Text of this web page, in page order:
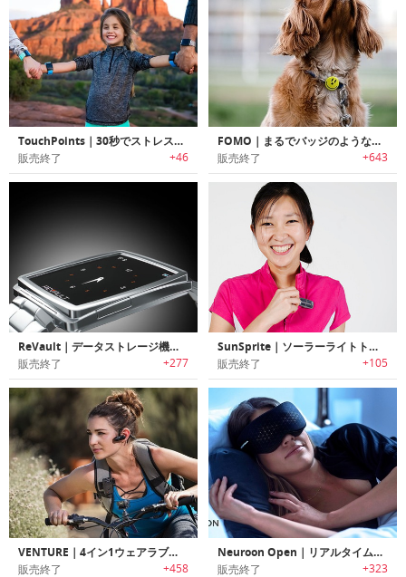
TouchPoints｜30秒でストレスを軽減し、睡眠・パフォーマンス・フォーカスを向上させるウェアラブルデバイス「タッチポイント」
販売終了 +46
FOMO｜まるでバッジのようなハンズフリーウェアラブルカメラ「フォーモ」
販売終了 +643
ReVault｜データストレージ機能付きスマートウォッチ「リボルト」
販売終了 +277
SunSprite｜ソーラーライトトラッカー
販売終了 +105
VENTURE｜4イン1ウェアラブルライブストリームカメラ「ベンチャー」
販売終了 +458
Neuroon Open｜リアルタイムの高度な睡眠測定/スマートホームインテグレーション/瞑想/明快な夢を実現するスマートデバイス「ニューロンオープン」
販売終了 +323